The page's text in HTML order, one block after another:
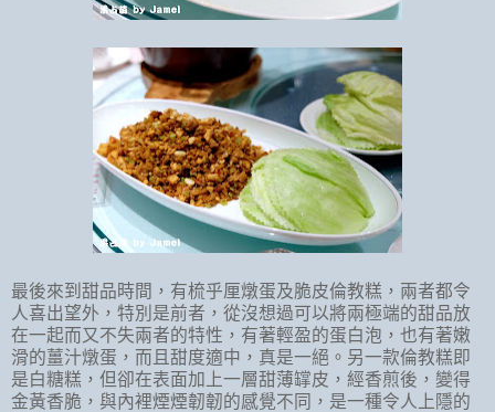
最後來到甜品時間，有梳乎厘燉蛋及脆皮倫教糕，兩者都令
人喜出望外，特別是前者，從沒想過可以將兩極端的甜品放
在一起而又不失兩者的特性，有著輕盈的蛋白泡，也有著嫩
滑的薑汁燉蛋，而且甜度適中，真是一絕。另一款倫教糕即
是白糖糕，但卻在表面加上一層甜薄罉皮，經香煎後，變得
金黃香脆，與內裡煙煙韌韌的感覺不同，是一種令人上隱的